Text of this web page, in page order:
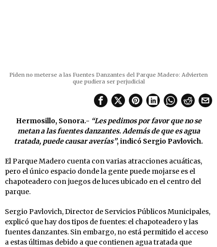
Piden no meterse a las Fuentes Danzantes del Parque Madero: Advierten
que pudiera ser perjudicial
Hermosillo, Sonora.- “Les pedimos por favor que no se
metan a las fuentes danzantes. Además de que es agua
tratada, puede causar averías”, indicó Sergio Pavlovich.
El Parque Madero cuenta con varias atracciones acuáticas,
pero el único espacio donde la gente puede mojarse es el
chapoteadero con juegos de luces ubicado en el centro del
parque.
Sergio Pavlovich, Director de Servicios Públicos Municipales,
explicó que hay dos tipos de fuentes: el chapoteadero y las
fuentes danzantes. Sin embargo, no está permitido el acceso
a estas últimas debido a que contienen agua tratada que